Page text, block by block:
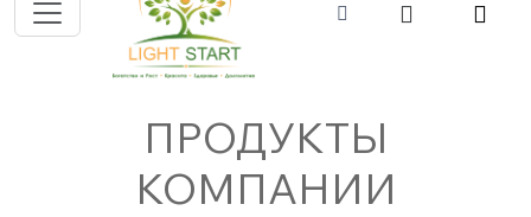
ПРОДУКТЫ
КОМПАНИИ